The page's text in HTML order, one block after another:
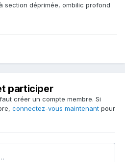
section déprimée, ombilic profond
participer
créer un compte membre. Si
connectez-vous maintenant pour